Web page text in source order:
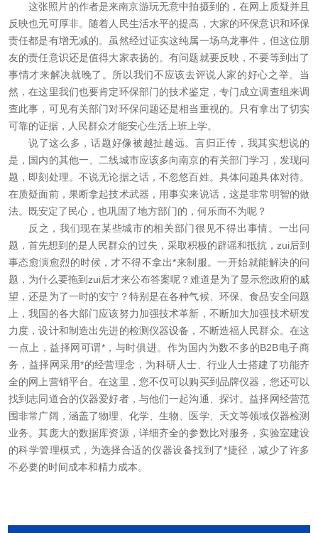
这张照片的作者是来南京游玩无意中拍摄到的，在网上质疑并且
反映也无可厚非。随着人民生活水平的提高，大家的环保意识和环保
责任都是有增无减的。虽然经过证实这纯属一场乌龙事件，但这位朋
友的责任意识还是值得大家表扬的。有问题就要反映，不要等到出了
事情才来解决就晚了。所以我们不应该去评说人家的好心之举。当
然，在这里我们也要肯定环保部门的技术鉴定，专门成立调查组来调
查此事，可见有关部门对环保问题还是相当重视的。只有拿出了切实
可靠的证据，人民群众才能安心生活上班上学。
说了这么多，话题好像被越扯越远。言归正传，我其实想说的
是，国内的其他一、二线城市应该多向南京的有关部门学习，发现问
题，即刻处理。不说无论据之话，不忽悠百姓。具体问题具体对待。
在质疑面前，果断拿起技术武器，用事实来说话，这是非常明智的做
法。既安定了民心，也巩固了地方部门的，何乐而不为呢？
反之，我们现在某些城市的相关部门很见不得出事情。一出问
题，首先想到的是人民群众的过失，采取积极的辟谣和抵抗，zui后到
事态愈演愈烈的时候，才不得不拿出*来制服。一开始就能解决的问
题，为什么要拖到zui后才来公布答案呢？难道是为了显示您政府的威
望，还是为了一时的安宁？特别是在各种气候、环保、食品安全问题
上，我国的各大部门应该努力加强技术革新，不断加大加强技术研发
力度，设计和制造出先进的检测仪器设备，不断造福人民群众。在这
一点上，益择网可谓*，与时俱进。作为国内为数不多的B2B电子商
务，益择网采用*的经营理念，为科研人士、 行业人士搭建了功能齐
全的网上营销平台。在这里，您不仅可以购买到品牌仪器，您还可以
找到志同道合的仪器爱好者，与他们一起沟通、探讨。益择网经营范
围非常广阔，涵盖了物理、化学、生物、医学、天文等领域仪器检测
业务。其庞大的数据库资源，详细齐全的参数比对服务，实验室建设
的科学管理模式，为选择合适的仪器设备找到了*捷径，减少了许多
不必要的时间成本和精力成本。